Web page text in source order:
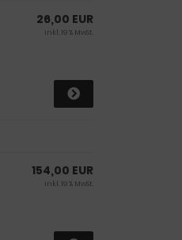
26,00 EUR
inkl. 19 % MwSt.
154,00 EUR
inkl. 19 % MwSt.